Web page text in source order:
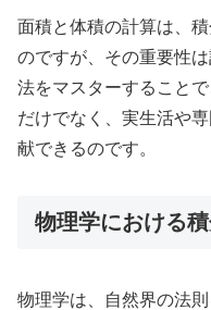
面積と体積の計算は、
のですが、その重要性
法をマスターすること
だけでなく、実生活や
献できるのです。
物理学における
物理学は、自然界の法